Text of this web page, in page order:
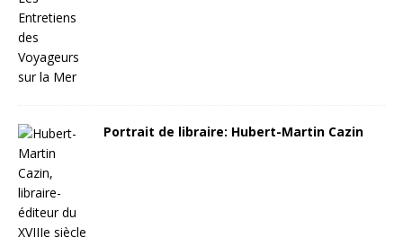
Portrait de libraire: Hubert-Martin Cazin